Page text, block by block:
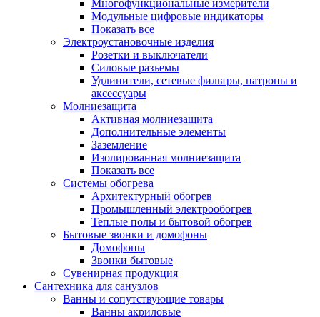
Многофункциональные измерители
Модульные цифровые индикаторы
Показать все
Электроустановочные изделия
Розетки и выключатели
Силовые разъемы
Удлинители, сетевые фильтры, патроны и
аксессуары
Молниезащита
Активная молниезащита
Дополнительные элементы
Заземление
Изолированная молниезащита
Показать все
Системы обогрева
Архитектурный обогрев
Промышленный электрообогрев
Теплые полы и бытовой обогрев
Бытовые звонки и домофоны
Домофоны
Звонки бытовые
Сувенирная продукция
Сантехника для санузлов
Ванны и сопутствующие товары
Ванны акриловые